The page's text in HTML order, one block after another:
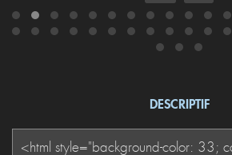
DESCRIPTIF